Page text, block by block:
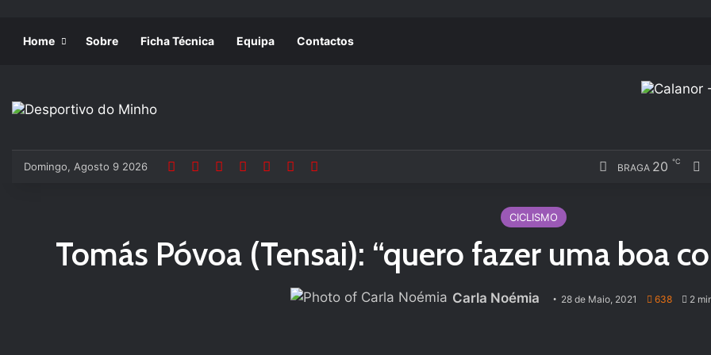
Home Sobre Ficha Técnica Equipa Contactos
Domingo, Agosto 9 2026 BRAGA 20 ℃
CICLISMO
Tomás Póvoa (Tensai): “quero fazer uma boa
Carla Noémia 28 de Maio, 2021 638 2